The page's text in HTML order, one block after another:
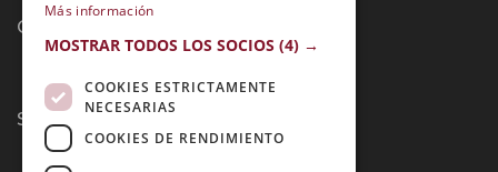
Contacto:
Síguenos:
Más información
MOSTRAR TODOS LOS SOCIOS (4) →
COOKIES ESTRICTAMENTE
NECESARIAS
COOKIES DE RENDIMIENTO